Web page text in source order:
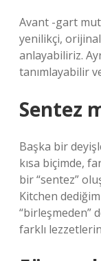
Avant -gart
yenilikçi,
anlayabiliriz.
tanımlayabilir
Sentez
Başka bir
kısa biçimde,
bir “sentez”
Kitchen
“birleşmeden”
farklı